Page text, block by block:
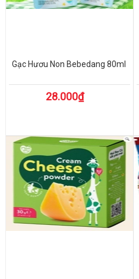
Gạc Hươu Non Bebedang 80ml
28.000₫